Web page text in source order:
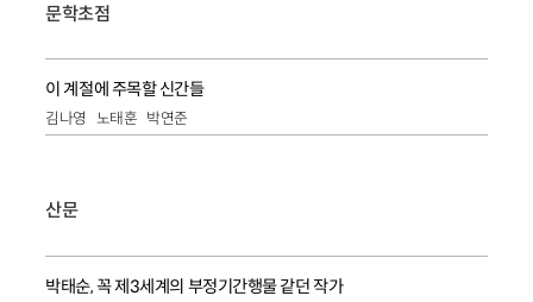
문학초점
이 계절에 주목할 신간들
김나영 노태훈 박연준
산문
박태순, 꼭 제3세계의 부정기간행물 같던 작가